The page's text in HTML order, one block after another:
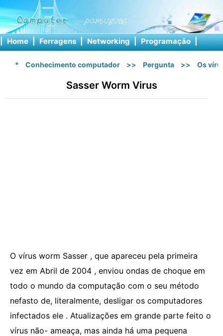
| Home | Ferragens | Networking | Programação |
* Conhecimento computador >> Pergunta >> Os
Sasser Worm Virus
O vírus worm Sasser , que apareceu pela primeira
vez em Abril de 2004 , enviou ondas de choque em
todo o mundo da computação com o seu método
nefasto de, literalmente, desligar os computadores
infectados ele . Atualizações em grande parte feito o
vírus não- ameaça, mas ainda há uma pequena